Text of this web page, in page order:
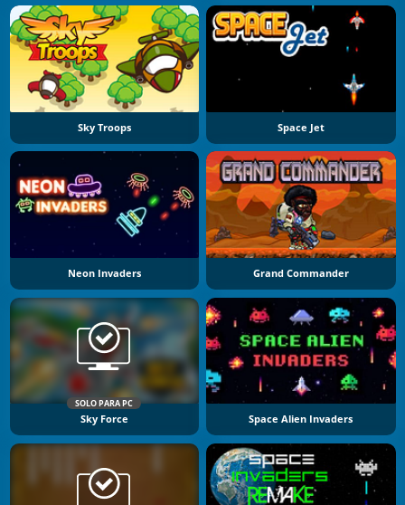
Sky Troops Space Jet
Neon Invaders Grand Commander
SOLO PARA PC
Sky Force Space Alien Invaders